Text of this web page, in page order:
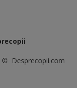
© Desprecopii.com